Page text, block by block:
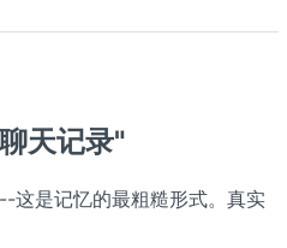
天记录"
是记忆的最粗糙形式。真实